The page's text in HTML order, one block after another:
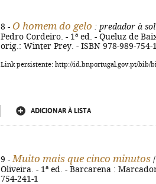
8 - O homem do gelo : predador à
Pedro Cordeiro. - 1ª ed. - Queluz de
orig.: Winter Prey. - ISBN 978-989-754-
Link persistente: http://id.bnportugal.gov.pt/bib/
ADICIONAR À LISTA
9 - Muito mais que cinco minutos
Oliveira. - 1ª ed. - Barcarena :
754-241-1